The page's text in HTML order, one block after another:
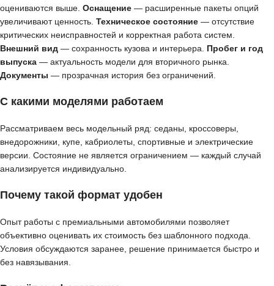
оцениваются выше. Оснащение — расширенные пакеты опций
увеличивают ценность. Техническое состояние — отсутствие
критических неисправностей и корректная работа систем.
Внешний вид — сохранность кузова и интерьера. Пробег и год
выпуска — актуальность модели для вторичного рынка.
Документы — прозрачная история без ограничений.
С какими моделями работаем
Рассматриваем весь модельный ряд: седаны, кроссоверы,
внедорожники, купе, кабриолеты, спортивные и электрические
версии. Состояние не является ограничением — каждый случай
анализируется индивидуально.
Почему такой формат удобен
Опыт работы с премиальными автомобилями позволяет
объективно оценивать их стоимость без шаблонного подхода.
Условия обсуждаются заранее, решение принимается быстро и
без навязывания.